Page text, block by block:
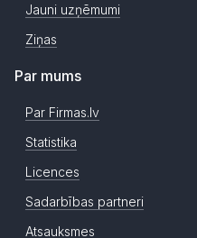
Jauni uzņēmumi
Ziņas
Par mums
Par Firmas.lv
Statistika
Licences
Sadarbības partneri
Atsauksmes